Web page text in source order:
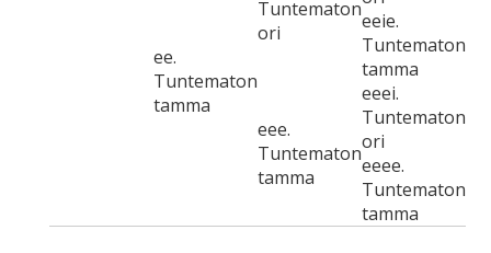
ee.
Tuntematon
tamma
Tuntematon
ori
eeie.
Tuntematon
tamma
eee.
Tuntematon
tamma
eeei.
Tuntematon
ori
eeee.
Tuntematon
tamma